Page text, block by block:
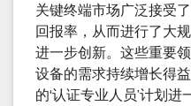
关键终端市场广泛接受了
回报率，从而进行了大
进一步创新。这些重要
设备的需求持续增长得
的‘认证专业人员’计划进